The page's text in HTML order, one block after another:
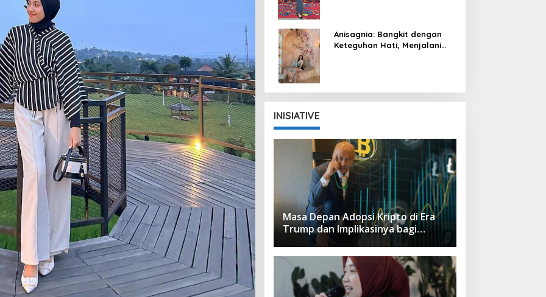
Anisagnia: Bangkit dengan
Keteguhan Hati, Menjalani
INISIATIVE
Masa Depan Adopsi Kripto di Era
Trump dan Implikasinya bagi
Indonesia